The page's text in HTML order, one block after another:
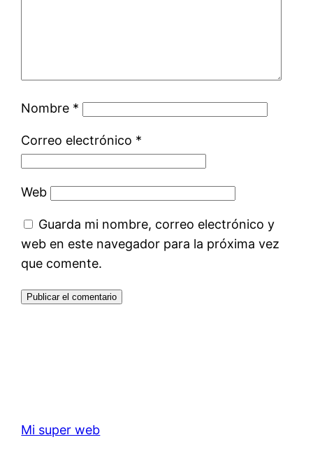
Nombre *
Correo electrónico *
Web
Guarda mi nombre, correo electrónico y
web en este navegador para la próxima vez
que comente.
Mi super web